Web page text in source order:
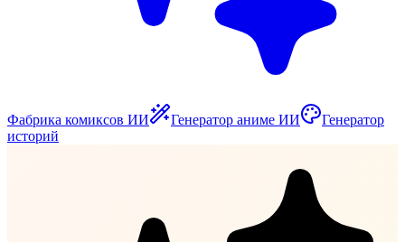
Фабрика комиксов ИИ Генератор аниме ИИ
Генератор
историй